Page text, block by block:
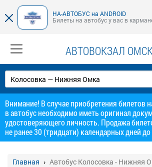
НА-АВТОБУС на ANDROID
Билеты на автобус у вас в
АВТОВОКЗАЛ
Внимание! В случае приобретения билетов
в автобус необходимо иметь оригинал
удостоверяющего личность. Продажа
не ранее 30 (тридцати) календарных дней
Главная Автобус Колосовка - Нижняя